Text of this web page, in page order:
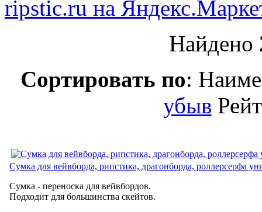
Найдено
Сортировать по:
убыв
Сумка для вейвборда, рипстика, драгонборда, роллерсерфа
Сумка - переноска для вейвбордов.
Подходит для большинства скейтов.